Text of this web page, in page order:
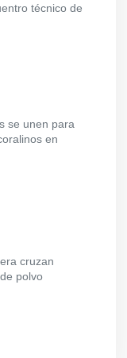
técnico de
se unen para
en
cruzan
polvo